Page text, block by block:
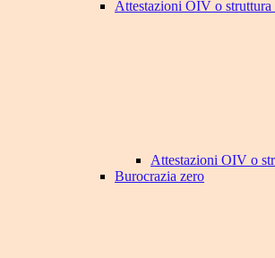
Attestazioni OIV o struttura
Attestazioni OIV o
Burocrazia zero